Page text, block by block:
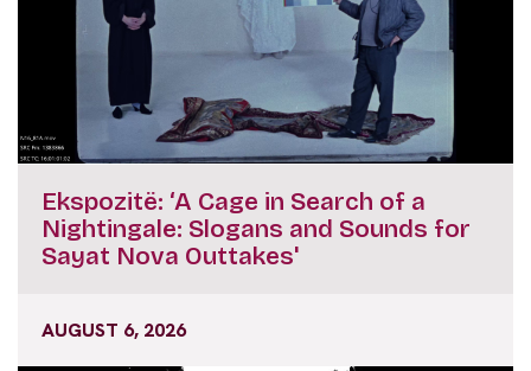
Ekspozitë: ‘A Cage in Search of a
Nightingale: Slogans and Sounds for
Sayat Nova Outtakes'
AUGUST 6, 2026